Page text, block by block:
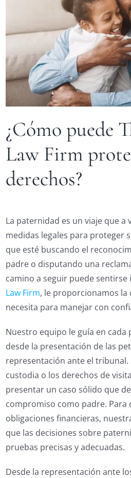
¿Cómo puede
Law Firm
derechos?
La paternidad es un viaje que
medidas legales para proteger
que esté buscando el
padre o disputando una
camino a seguir puede
Law Firm, le proporcionamos la
necesita para manejar con
Nuestro equipo le guía en cada
desde la presentación de las
representación ante el tribunal.
custodia o los derechos de
presentar un caso sólido que
compromiso como padre. Para
obligaciones financieras,
que las decisiones sobre
pruebas precisas y adecuadas.
Desde la representación ante